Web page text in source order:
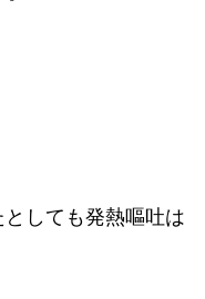
しても発熱嘔吐は